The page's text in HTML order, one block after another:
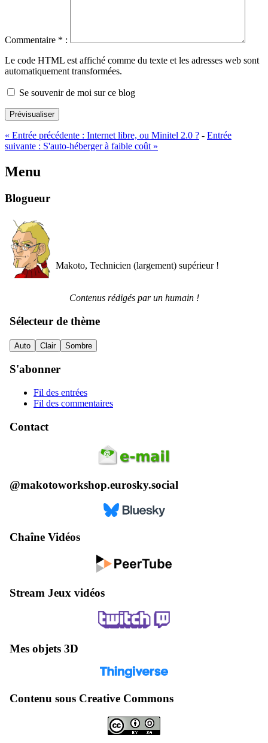
Commentaire * :
Le code HTML est affiché comme du texte et les adresses web sont
automatiquement transformées.
Se souvenir de moi sur ce blog
Prévisualiser
« Entrée précédente : Internet libre, ou Minitel 2.0 ? - Entrée
suivante : S'auto-héberger à faible coût »
Menu
Blogueur
Makoto, Technicien (largement) supérieur !
Contenus rédigés par un humain !
Sélecteur de thème
Auto Clair Sombre
S'abonner
Fil des entrées
Fil des commentaires
Contact
@makotoworkshop.eurosky.social
Chaîne Vidéos
Stream Jeux vidéos
Mes objets 3D
Contenu sous Creative Commons